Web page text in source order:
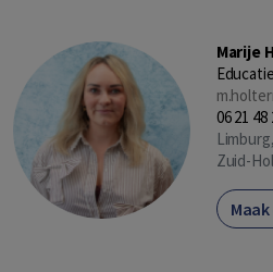
Marije
06 21 48
Zuid-